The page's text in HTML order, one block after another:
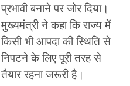
प्रभावी बनाने पर जोर दिया।
मुख्यमंत्री ने कहा कि राज्य में
किसी भी आपदा की स्थिति से
निपटने के लिए पूरी तरह से
तैयार रहना जरूरी है।